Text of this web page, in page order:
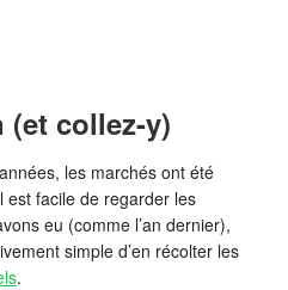
(et collez-y)
les marchés ont été
est facile de regarder les
eu (comme l’an dernier),
simple d’en récolter les
.